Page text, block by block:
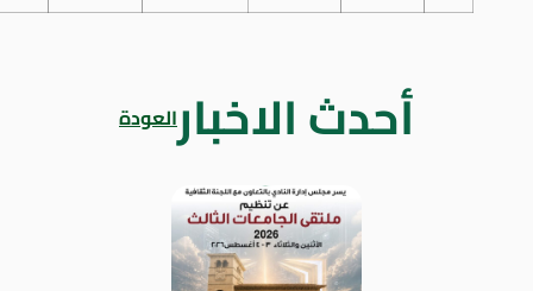
أحدث الاخبارالعودة